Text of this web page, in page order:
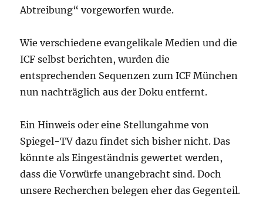
Abtreibung“ vorgeworfen wurde.
Wie verschiedene evangelikale Medien und die
ICF selbst berichten, wurden die
entsprechenden Sequenzen zum ICF München
nun nachträglich aus der Doku entfernt.
Ein Hinweis oder eine Stellungahme von
Spiegel-TV dazu findet sich bisher nicht. Das
könnte als Eingeständnis gewertet werden,
dass die Vorwürfe unangebracht sind. Doch
unsere Recherchen belegen eher das Gegenteil.